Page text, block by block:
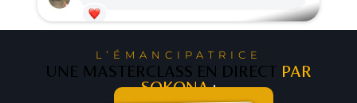
L’ÉMANCIPATRICE
UNE MASTERCLASS EN DIRECT PAR
SOKONA: